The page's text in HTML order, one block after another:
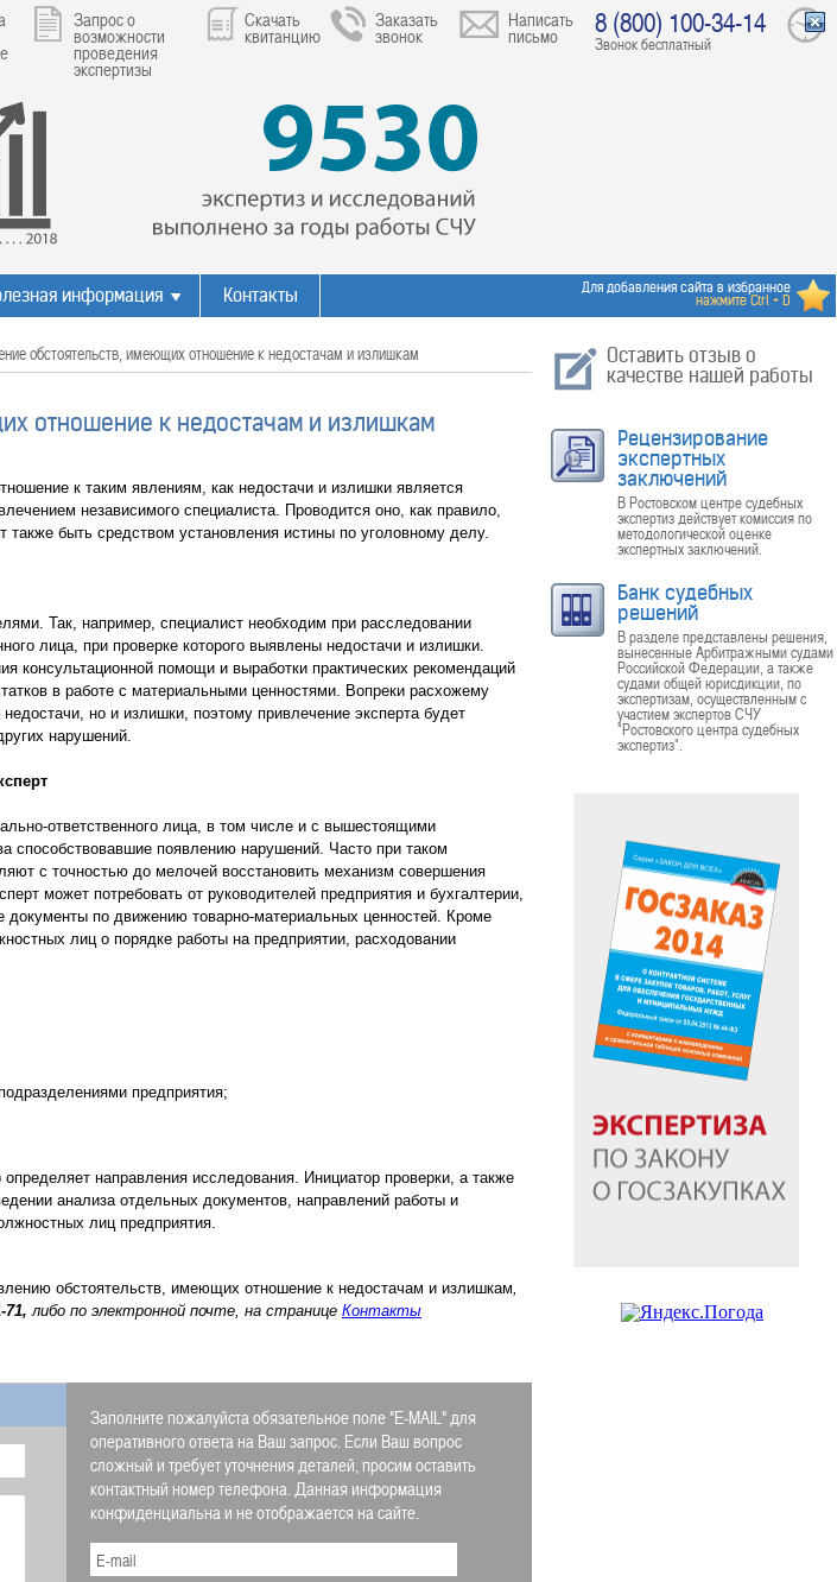
Запрос о
возможности
проведения
экспертизы
Скачать
квитанцию
Заказать
звонок
Написать
письмо 8 (800) 100-34-14
Звонок бесплатный
информация Контакты Для добавления сайта в избранное
нажмите Ctrl + D
обстоятельств, имеющих отношение к недостачам и излишкам
отношение к недостачам и излишкам
к таким явлениям, как недостачи и излишки является
независимого специалиста. Проводится оно, как правило,
также быть средством установления истины по уголовному делу.
Так, например, специалист необходим при расследовании
лица, при проверке которого выявлены недостачи и излишки.
консультационной помощи и выработки практических рекомендаций
в работе с материальными ценностями. Вопреки расхожему
но и излишки, поэтому привлечение эксперта будет
нарушений.
ответственного лица, в том числе и с вышестоящими
способствовавшие появлению нарушений. Часто при таком
с точностью до мелочей восстановить механизм совершения
может потребовать от руководителей предприятия и бухгалтерии,
документы по движению товарно-материальных ценностей. Кроме
лиц о порядке работы на предприятии, расходовании
предприятия;
направления исследования. Инициатор проверки, а также
анализа отдельных документов, направлений работы и
лиц предприятия.
обстоятельств, имеющих отношение к недостачам и излишкам,
71, либо по электронной почте, на странице Контакты
Заполните пожалуйста обязательное поле "E-MAIL" для
оперативного ответа на Ваш запрос. Если Ваш вопрос
сложный и требует уточнения деталей, просим оставить
контактный номер телефона. Данная информация
конфиденциальна и не отображается на сайте.
Оставить отзыв о
качестве нашей работы
Рецензирование
экспертных
заключений
В Ростовском центре судебных
экспертиз действует комиссия по
методологической оценке
экспертных заключений.
Банк судебных
решений
В разделе представлены решения,
вынесенные Арбитражными судами
Российской Федерации, а также
судами общей юрисдикции, по
экспертизам, осуществленным с
участием экспертов СЧУ
"Ростовского центра судебных
экспертиз".